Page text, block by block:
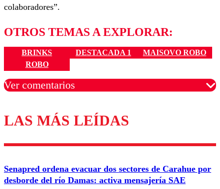
colaboradores”.
OTROS TEMAS A EXPLORAR:
BRINKS DESTACADA 1
MAISOVO ROBO
ROBO
Ver comentarios
Los comentarios son moderados para garantizar un
diálogo respetuoso.
Nombre
Correo
LAS MÁS LEÍDAS
Senapred ordena evacuar dos sectores de Carahue por
desborde del río Damas: activa mensajería SAE